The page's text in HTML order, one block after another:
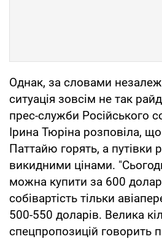
Однак, за словами
ситуація зовсім не так
прес-служби Російського
Ірина Тюріна розповіла,
Паттайю горять, а путівки
викидними цінами.
можна купити за 600
собівартість тільки
500-550 доларів. Велика
спецпропозицій говорить